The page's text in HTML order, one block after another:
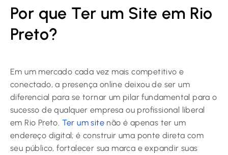
Por que Ter um Site em Rio
Preto?
Em um mercado cada vez mais competitivo e
conectado, a presença online deixou de ser um
diferencial para se tornar um pilar fundamental para o
sucesso de qualquer empresa ou profissional liberal
em Rio Preto. Ter um site não é apenas ter um
endereço digital; é construir uma ponte direta com
seu público, fortalecer sua marca e expandir suas